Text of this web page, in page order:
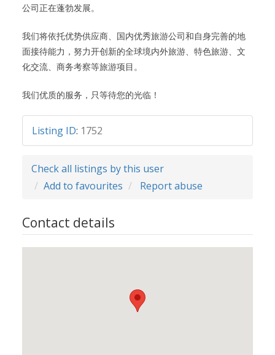
公司正在蓬勃发展。
我们将依托优势供应商、国内优秀旅游公司和自身完善的地
面接待能力，努力开创新的全球境内外旅游、特色旅游、文
化交流、商务考察等旅游项目。
我们优质的服务，只等待您的光临！
Listing ID: 1752
Check all listings by this user
Add to favourites
Report abuse
Contact details